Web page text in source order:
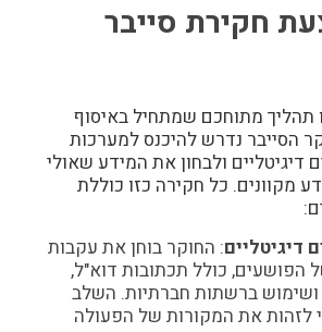
חקירת סייבר
תהליך מתוחכם שמתחיל באיסוף
הסייבר נדרש להיכנס למערכות
דיגיטליים ולבחון את המידע שאולי
מקוונים. כל חקירה כזו כוללת
דיגיטליים: החוקר בוחן את עקבות
כולל תכתובות דוא"ל,
ושימוש ברשתות חברתיות. השלב
לזהות את המקורות של הפעולה